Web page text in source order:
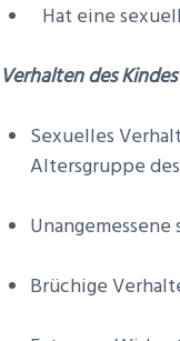
Hat eine
Verhalten des Kindes
Sexuelles
Altersgruppe
Brüchige